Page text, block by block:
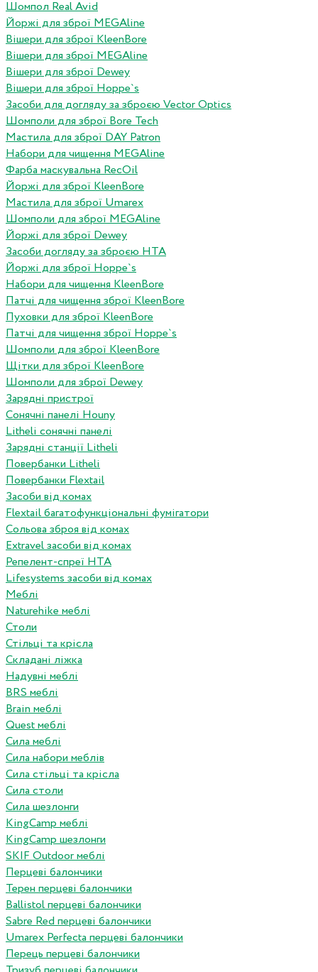
Шомпол Real Avid
Йоржі для зброї MEGAline
Вішери для зброї KleenBore
Вішери для зброї MEGAline
Вішери для зброї Dewey
Вішери для зброї Hoppe`s
Засоби для догляду за зброєю Vector Optics
Шомполи для зброї Bore Tech
Мастила для зброї DAY Patron
Набори для чищення MEGAline
Фарба маскувальна RecOil
Йоржі для зброї KleenBore
Мастила для зброї Umarex
Шомполи для зброї MEGAline
Йоржі для зброї Dewey
Засоби догляду за зброєю HTA
Йоржі для зброї Hoppe`s
Набори для чищення KleenBore
Патчі для чищення зброї KleenBore
Пуховки для зброї KleenBore
Патчі для чищення зброї Hoppe`s
Шомполи для зброї KleenBore
Щітки для зброї KleenBore
Шомполи для зброї Dewey
Зарядні пристрої
Сонячні панелі Houny
Litheli сонячні панелі
Зарядні станції Litheli
Повербанки Litheli
Повербанки Flextail
Засоби від комах
Flextail багатофункціональні фумігатори
Сольова зброя від комах
Extravel засоби від комах
Репелент-спреї HTA
Lifesystems засоби від комах
Меблі
Naturehike меблі
Столи
Стільці та крісла
Складані ліжка
Надувні меблі
BRS меблі
Brain меблі
Quest меблі
Сила меблі
Сила набори меблів
Сила стільці та крісла
Сила столи
Сила шезлонги
KingCamp меблі
KingCamp шезлонги
SKIF Outdoor меблі
Перцеві балончики
Терен перцеві балончики
Ballistol перцеві балончики
Sabre Red перцеві балончики
Umarex Perfecta перцеві балончики
Перець перцеві балончики